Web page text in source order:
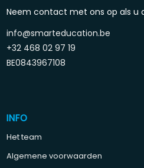
Neem contact met ons op als u
info@smarteducation.be
+32 468 02 97 19
BE0843967108
INFO
Het team
Algemene voorwaarden